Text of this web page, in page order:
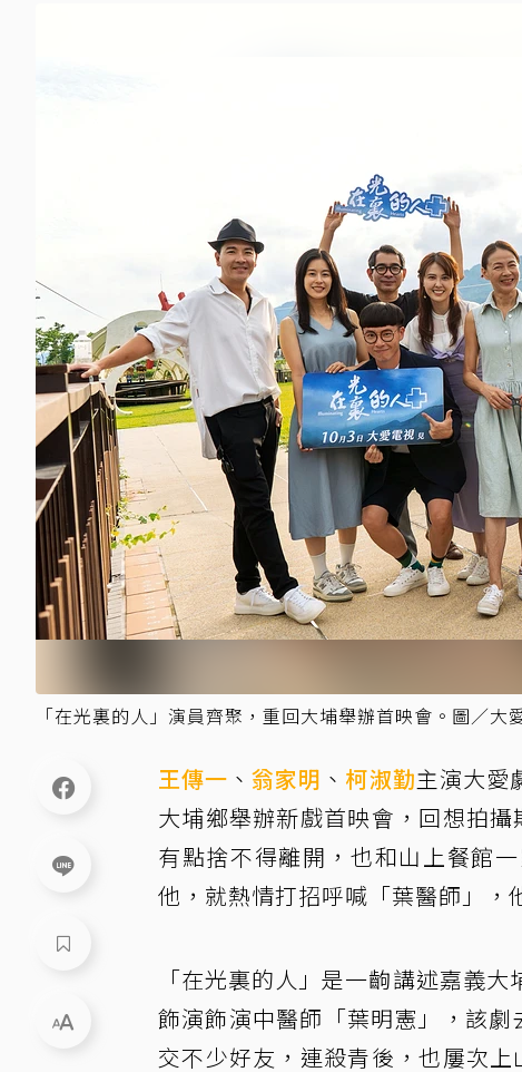
「在光裏的人」演員齊聚，重回大埔舉辦首映會。圖／大
王傳一 、翁家明 、 柯淑勤主演大愛
大埔鄉舉辦新戲首映會，回想拍
有點捨不得離開，也和山上餐館
他，就熱情打招呼喊「葉醫師」，
「在光裏的人」是一齣講述嘉義
飾演飾演中醫師「葉明憲」，該
交不少好友，連殺青後，也屢次